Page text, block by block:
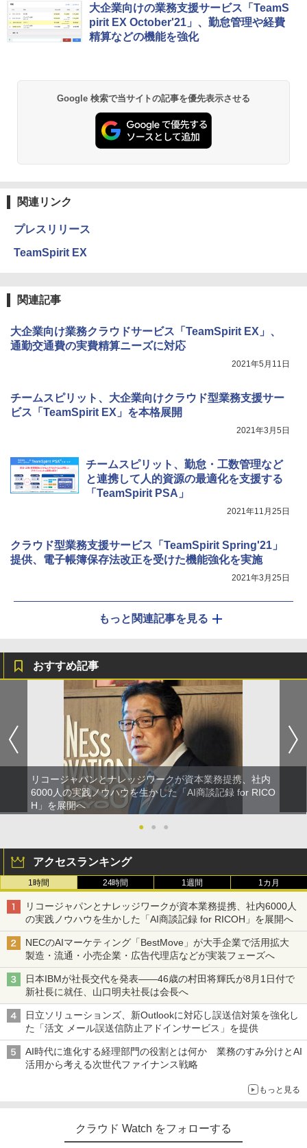
大企業向けの業務支援サービス「TeamS
pirit EX October'21」、勤怠管理や経費
精算などの機能を強化
Google 検索で当サイトの記事を優先表示させる
関連リンク
プレスリリース
TeamSpirit EX
関連記事
大企業向け業務クラウドサービス「TeamSpirit EX」、
通勤交通費の実費精算ニーズに対応
2021年5月11日
チームスピリット、大企業向けクラウド型業務支援サー
ビス「TeamSpirit EX」を本格展開
2021年3月5日
チームスピリット、勤怠・工数管理など
と連携して人的資源の最適化を支援する
「TeamSpirit PSA」
2021年11月25日
クラウド型業務支援サービス「TeamSpirit Spring'21」
提供、電子帳簿保存法改正を受けた機能強化を実施
2021年3月25日
もっと関連記事を見る
おすすめ記事
リコージャパンとナレッジワークが資本業務提携、社内
6000人の実践ノウハウを生かした「AI商談記録 for RICO
H」を展開へ
●
● ●
アクセスランキング
1時間 24時間 1週間 1カ月
リコージャパンとナレッジワークが資本業務提携、社内6000人
の実践ノウハウを生かした「AI商談記録 for RICOH」を展開へ
NECのAIマーケティング「BestMove」が大手企業で活用拡大
製造・流通・小売企業・広告代理店などが実装フェーズへ
日本IBMが社長交代を発表――46歳の村田将輝氏が8月1日付で
新社長に就任、山口明夫社長は会長へ
日立ソリューションズ、新Outlookに対応し誤送信対策を強化し
た「活文 メール誤送信防止アドインサービス」を提供
AI時代に進化する経理部門の役割とは何か 業務のすみ分けとAI
活用から考える次世代ファイナンス戦略
もっと見る
クラウド Watch をフォローする